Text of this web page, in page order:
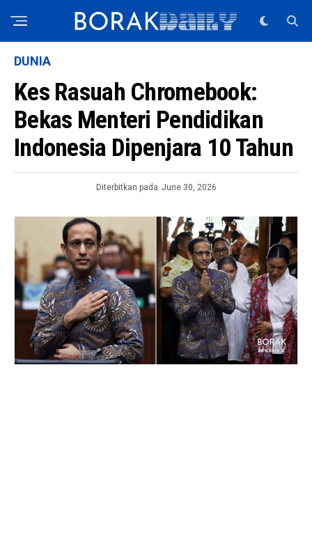
DUNIA
Kes Rasuah Chromebook:
Bekas Menteri Pendidikan
Indonesia Dipenjara 10 Tahun
Diterbitkan pada June 30, 2026